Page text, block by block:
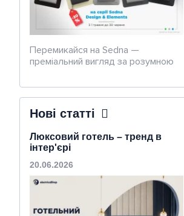
Перемикайся на Sedna —
преміальний вигляд за розумною
Нові статті
Люксовий готель – тренд в
інтер'єрі
20.06.2026